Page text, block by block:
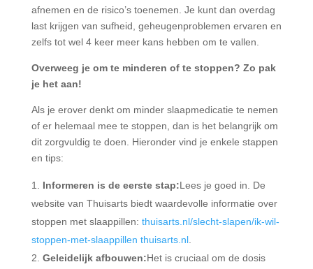
afnemen en de risico’s toenemen. Je kunt dan overdag
last krijgen van sufheid, geheugenproblemen ervaren en
zelfs tot wel 4 keer meer kans hebben om te vallen.
Overweeg je om te minderen of te stoppen? Zo pak
je het aan!
Als je erover denkt om minder slaapmedicatie te nemen
of er helemaal mee te stoppen, dan is het belangrijk om
dit zorgvuldig te doen. Hieronder vind je enkele stappen
en tips:
Informeren is de eerste stap:Lees je goed in. De
website van Thuisarts biedt waardevolle informatie over
stoppen met slaappillen: thuisarts.nl/slecht-slapen/ik-wil-
stoppen-met-slaappillen thuisarts.nl.
Geleidelijk afbouwen:Het is cruciaal om de dosis